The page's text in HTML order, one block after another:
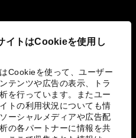
イトはCookieを使用し
Cookieを使って、ユーザー
テンツや広告の表示、トラ
を行っています。またユー
トの利用状況についても情
ーシャルメディアや広告配
の各パートナーに情報を共